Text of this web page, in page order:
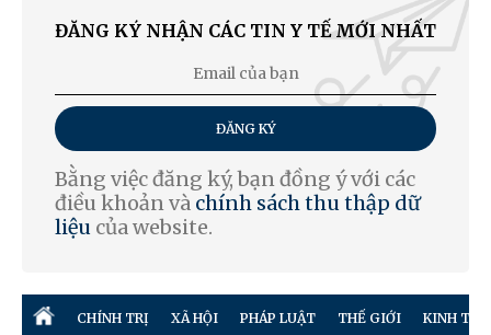
ĐĂNG KÝ NHẬN CÁC TIN Y TẾ MỚI NHẤT
ĐĂNG KÝ
Bằng việc đăng ký, bạn đồng ý với các
điều khoản và chính sách thu thập dữ
liệu của website.
CHÍNH TRỊ XÃ HỘI PHÁP LUẬT THẾ GIỚI KINH TẾ